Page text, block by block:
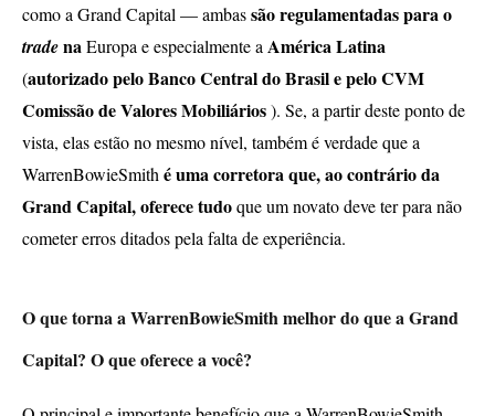
como a Grand Capital — ambassão regulamentadas para o
tradenaEuropa e especialmente aAmérica Latina
(autorizado pelo Banco Central do Brasil e pelo CVM
Comissão de Valores Mobiliários). Se, a partir deste ponto de
vista, elas estão no mesmo nível, também é verdade que a
WarrenBowieSmithé uma corretora que, ao contrário da
Grand Capital, oferece tudoque um novato deve ter para não
cometer erros ditados pela falta de experiência.
O que torna a WarrenBowieSmith melhor do que a Grand
Capital? O que oferece a você?